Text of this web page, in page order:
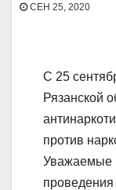
СЕН 25, 2020
С 25
Рязанской
против
Уважаемые
проведения